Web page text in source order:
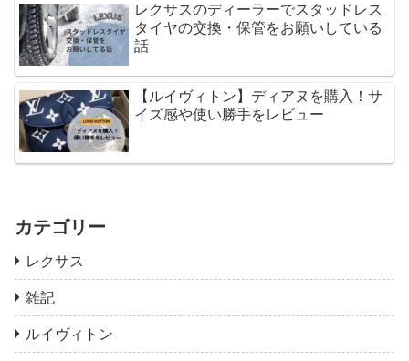
レクサスのディーラーでスタッドレス
タイヤの交換・保管をお願いしている
話
【ルイヴィトン】ディアヌを購入！サ
イズ感や使い勝手をレビュー
カテゴリー
レクサス
雑記
ルイヴィトン